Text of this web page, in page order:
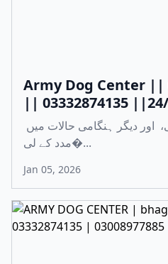
Army Dog Center ||
|| 03332874135
مدد کے لی�...
Jan 05, 2026